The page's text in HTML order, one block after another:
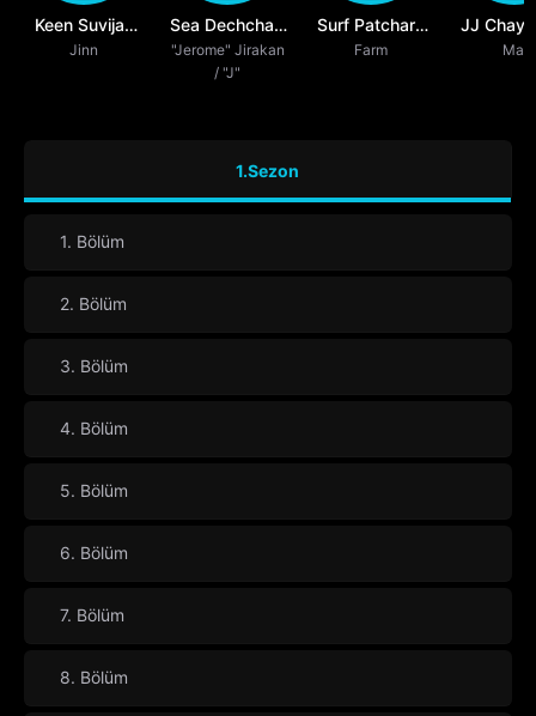
Keen Suvijak
Piyanopharoj
Jinn
Sea Dechchart
Tasilp
"Jerome" Jirakan
/ "J"
Surf Patchara
Silapasoonthorn
Farm
JJ
Mai
1.Sezon
1. Bölüm
2. Bölüm
3. Bölüm
4. Bölüm
5. Bölüm
6. Bölüm
7. Bölüm
8. Bölüm